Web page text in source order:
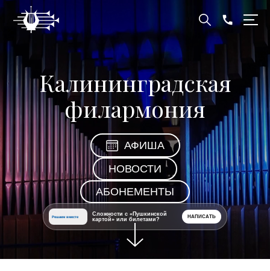
Калининградская
филармония
АФИША
НОВОСТИ
АБОНЕМЕНТЫ
Решаем вместе
Сложности с «Пушкинской
картой» или билетами?
НАПИСАТЬ